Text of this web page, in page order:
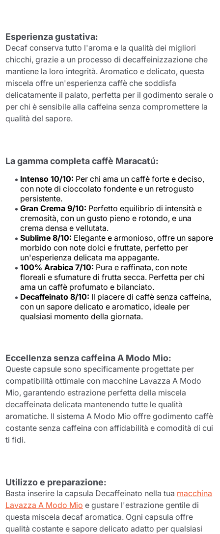
Esperienza gustativa:
Decaf conserva tutto l'aroma e la qualità dei migliori
chicchi, grazie a un processo di decaffeinizzazione che
mantiene la loro integrità. Aromatico e delicato, questa
miscela offre un'esperienza caffè che soddisfa
delicatamente il palato, perfetta per il godimento serale o
per chi è sensibile alla caffeina senza compromettere la
qualità del sapore.
La gamma completa caffè Maracatú:
Intenso 10/10: Per chi ama un caffè forte e deciso,
con note di cioccolato fondente e un retrogusto
persistente.
Gran Crema 9/10: Perfetto equilibrio di intensità e
cremosità, con un gusto pieno e rotondo, e una
crema densa e vellutata.
Sublime 8/10: Elegante e armonioso, offre un sapore
morbido con note dolci e fruttate, perfetto per
un'esperienza delicata ma appagante.
100% Arabica 7/10: Pura e raffinata, con note
floreali e sfumature di frutta secca. Perfetta per chi
ama un caffè profumato e bilanciato.
Decaffeinato 8/10: Il piacere di caffè senza caffeina,
con un sapore delicato e aromatico, ideale per
qualsiasi momento della giornata.
Eccellenza senza caffeina A Modo Mio:
Queste capsule sono specificamente progettate per
compatibilità ottimale con macchine Lavazza A Modo
Mio, garantendo estrazione perfetta della miscela
decaffeinata delicata mantenendo tutte le qualità
aromatiche. Il sistema A Modo Mio offre godimento caffè
costante senza caffeina con affidabilità e comodità di cui
ti fidi.
Utilizzo e preparazione:
Basta inserire la capsula Decaffeinato nella tua macchina
Lavazza A Modo Mio e gustare l'estrazione gentile di
questa miscela decaf aromatica. Ogni capsula offre
qualità costante e sapore delicato adatto per qualsiasi